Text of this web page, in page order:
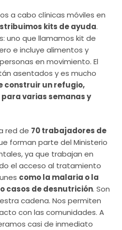
a cabo clínicas móviles en
kits de ayuda.
uno que llamamos kit de
e incluye alimentos y
en movimiento. El
asentados y es mucho
construir un refugio,
varias semanas y
red de 70 trabajadores de
forman parte del Ministerio
ya que trabajan en
el acceso al tratamiento
como la malaria o la
casos de desnutrición. Son
cadena. Nos permiten
con las comunidades. A
casi de inmediato